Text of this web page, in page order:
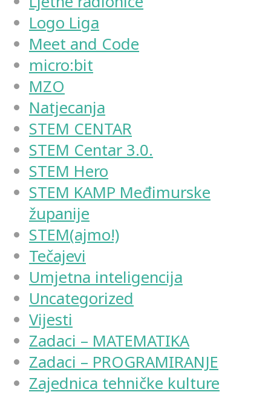
Logo Liga
Meet and Code
micro:bit
MZO
Natjecanja
STEM CENTAR
STEM Centar 3.0.
STEM Hero
STEM KAMP Međimurske
županije
STEM(ajmo!)
Tečajevi
Umjetna inteligencija
Uncategorized
Vijesti
Zadaci – MATEMATIKA
Zadaci – PROGRAMIRANJE
Zajednica tehničke kulture